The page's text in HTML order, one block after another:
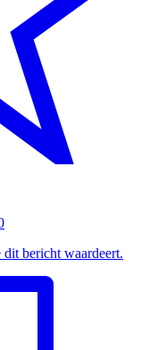
dit bericht waardeert.